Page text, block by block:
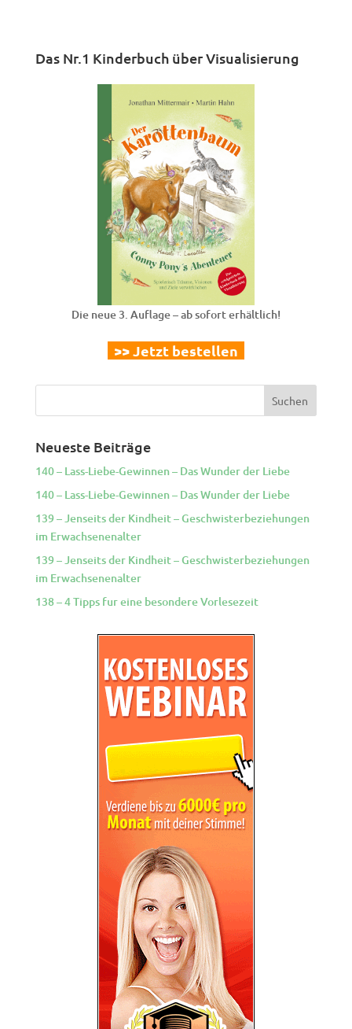
Das Nr.1 Kinderbuch über Visualisierung
Die neue 3. Auflage – ab sofort erhältlich!
>> Jetzt bestellen
Neueste Beiträge
140 – Lass-Liebe-Gewinnen – Das Wunder der Liebe
140 – Lass-Liebe-Gewinnen – Das Wunder der Liebe
139 – Jenseits der Kindheit – Geschwisterbeziehungen
im Erwachsenenalter
139 – Jenseits der Kindheit – Geschwisterbeziehungen
im Erwachsenenalter
138 – 4 Tipps fur eine besondere Vorlesezeit